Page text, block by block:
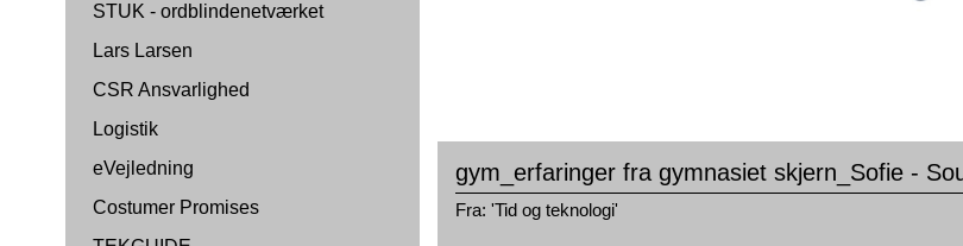
STUK - ordblindenetværket
Lars Larsen
CSR Ansvarlighed
Logistik
eVejledning
Costumer Promises
gym_erfaringer fra gymnasiet skjern_Sofie -
Fra: 'Tid og teknologi'